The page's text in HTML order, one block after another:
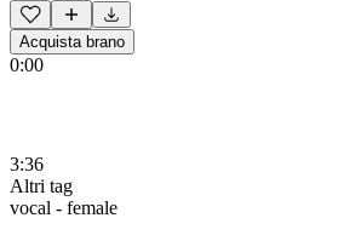
Acquista brano
0:00
3:36
Altri tag
vocal - female